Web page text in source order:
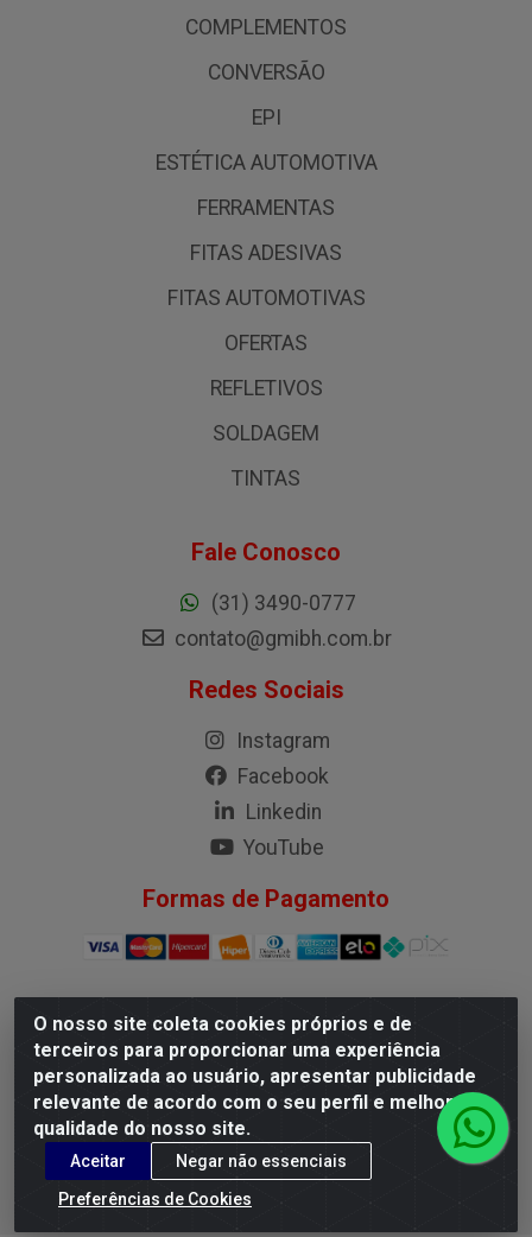
O nosso site coleta cookies próprios e de
terceiros para proporcionar uma experiência
personalizada ao usuário, apresentar publicidade
relevante de acordo com o seu perfil e melhorar a
qualidade do nosso site.
Aceitar
Negar não essenciais
Preferências de Cookies
COMPLEMENTOS
CONVERSÃO
EPI
ESTÉTICA AUTOMOTIVA
FERRAMENTAS
FITAS ADESIVAS
FITAS AUTOMOTIVAS
OFERTAS
REFLETIVOS
SOLDAGEM
TINTAS
Fale Conosco
(31) 3490-0777
contato@gmibh.com.br
Redes Sociais
Instagram
Facebook
Linkedin
YouTube
Formas de Pagamento
G.M.I. Distribuidora LTDA - Rua Conselheiro Pena, 50 - Santa
Branca, Belo Horizonte/MG - CEP 31.710-150 - CNPJ
04.098.359/0001-02